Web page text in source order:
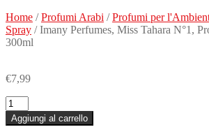
Home /Profumi Arabi /Profumi per
Spray / Imany Perfumes, Miss Tahara N°1,
300ml
€7,99
Imany
Perfumes,
Miss
Aggiungi al carrello